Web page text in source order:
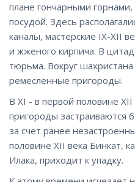
плане гончарными
посудой. Здесь
каналы, мастерские IХ-ХII
и жженого кирпича. В
тюрьма. Вокруг
ремесленные пригороды.
В ХI - в первой половине
пригороды застраиваются
за счет ранее
половине ХII века Бинкат,
Илака, приходит к упадку.